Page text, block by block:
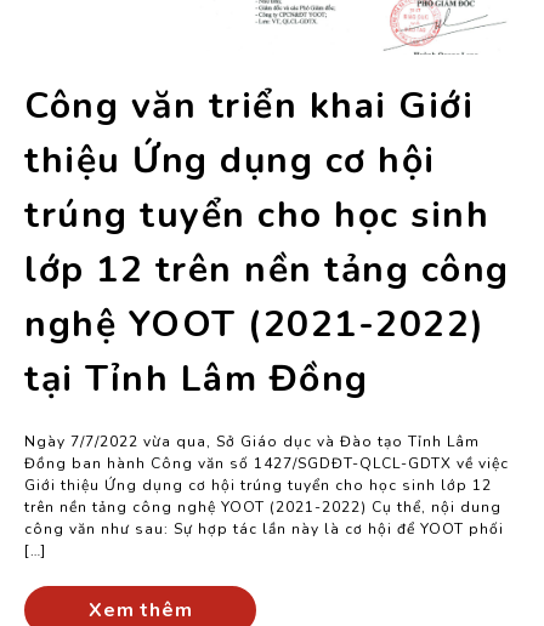
Công văn triển khai Giới
thiệu Ứng dụng cơ hội
trúng tuyển cho học sinh
lớp 12 trên nền tảng công
nghệ YOOT (2021-2022)
tại Tỉnh Lâm Đồng
Ngày 7/7/2022 vừa qua, Sở Giáo dục và Đào tạo Tỉnh Lâm
Đồng ban hành Công văn số 1427/SGDĐT-QLCL-GDTX về việc
Giới thiệu Ứng dụng cơ hội trúng tuyển cho học sinh lớp 12
trên nền tảng công nghệ YOOT (2021-2022) Cụ thể, nội dung
công văn như sau: Sự hợp tác lần này là cơ hội để YOOT phối
[…]
Xem thêm